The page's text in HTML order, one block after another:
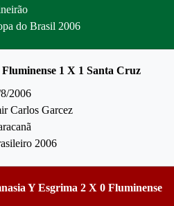
do Brasil 2006
Fluminense 1 X 1 Santa Cruz
2006
Carlos Garcez
2006
Y Esgrima 2 X 0 Fluminense